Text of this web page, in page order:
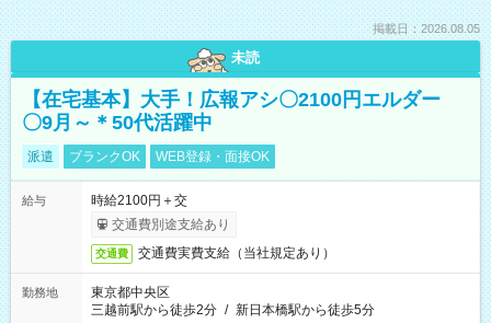
掲載日：2026.08.05
未読
【在宅基本】大手！広報アシ〇2100円エルダー
〇9月～＊50代活躍中
派遣 ブランクOK WEB登録・面接OK
給与
時給2100円＋交
交通費別途支給あり
交通費 交通費実費支給（当社規定あり）
勤務地
東京都中央区
三越前駅から徒歩2分 / 新日本橋駅から徒歩5分